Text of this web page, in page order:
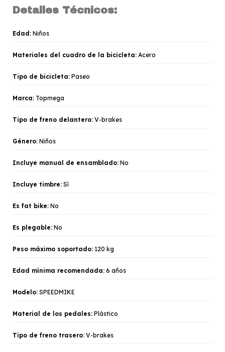
Detalles Técnicos:
Edad: Niños
Materiales del cuadro de la bicicleta: Acero
Tipo de bicicleta: Paseo
Marca: Topmega
Tipo de freno delantero: V-brakes
Género: Niños
Incluye manual de ensamblado: No
Incluye timbre: Sí
Es fat bike: No
Es plegable: No
Peso máximo soportado: 120 kg
Edad mínima recomendada: 6 años
Modelo: SPEEDMIKE
Material de los pedales: Plástico
Tipo de freno trasero: V-brakes